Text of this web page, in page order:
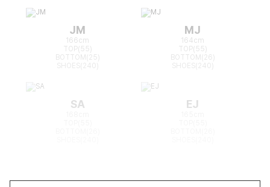
JM
166cm
TOP(55)
BOTTOM(25)
MJ
164cm
TOP(55)
BOTTOM(26)
SA EJ